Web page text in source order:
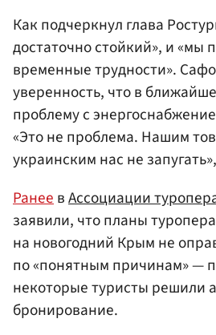
Как подчеркнул глава
достаточно стойкий», и «мы
временные трудности».
уверенность, что в
проблему с
«Это не проблема. Нашим
украинским нас не
Ранее вАссоциации
заявили, что планы
на новогодний Крым не
по «понятным причинам» —
некоторые туристы решили
бронирование.